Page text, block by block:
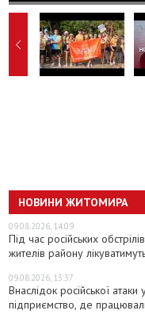
НОВИНИ ЖИТОМИРА
09.08.2026, 14:09
Під час російських
жителів району
09.08.2026, 13:37
Внаслідок російської
підприємство, де